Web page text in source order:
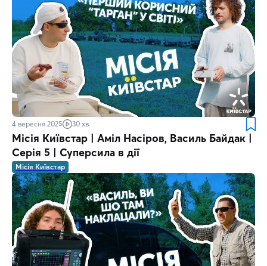
4 вересня 2025 30 хв.
Місія Київстар | Аміл Насіров, Василь Байдак |
Серія 5 | Суперсила в дії
Місія Київстар